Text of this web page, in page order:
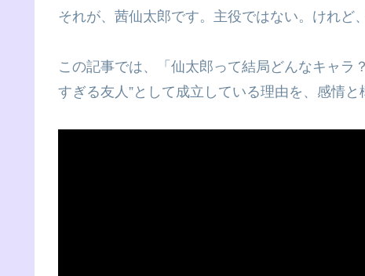
それが、茜仙太郎です。主役ではない。けれど
この記事では、「仙太郎って結局どんなキャラ
すぎる友人”として成立している理由を、感情と